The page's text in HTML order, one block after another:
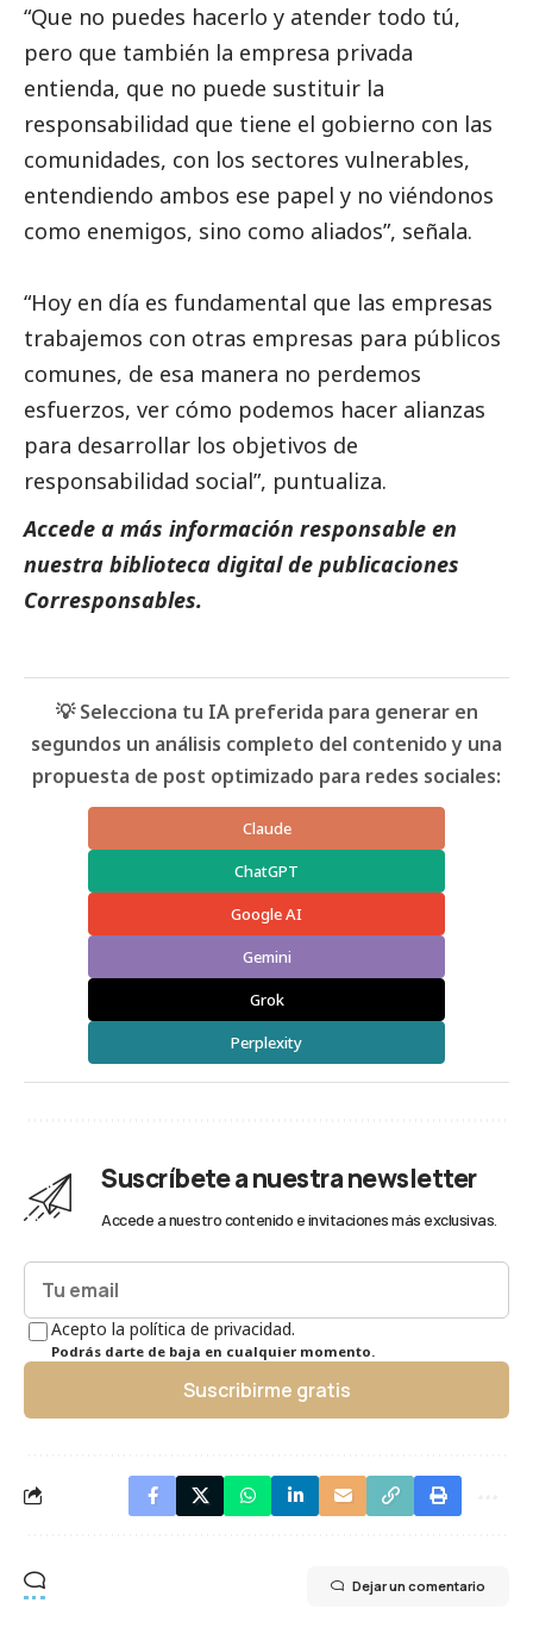
“Que no puedes hacerlo y atender todo tú,
pero que también la empresa privada
entienda, que no puede sustituir la
responsabilidad que tiene el gobierno con las
comunidades, con los sectores vulnerables,
entendiendo ambos ese papel y no viéndonos
como enemigos, sino como aliados”, señala.
“Hoy en día es fundamental que las empresas
trabajemos con otras empresas para públicos
comunes, de esa manera no perdemos
esfuerzos, ver cómo podemos hacer alianzas
para desarrollar los objetivos de
responsabilidad social”, puntualiza.
Accede a más información responsable en
nuestra biblioteca digital de publicaciones
Corresponsables.
💡 Selecciona tu IA preferida para generar en
segundos un análisis completo del contenido y una
propuesta de post optimizado para redes sociales:
Claude
ChatGPT
Google AI
Gemini
Grok
Perplexity
Suscríbete a nuestra newsletter
Accede a nuestro contenido e invitaciones más exclusivas.
Acepto la política de privacidad.
Podrás darte de baja en cualquier momento.
Suscribirme gratis
Dejar un comentario